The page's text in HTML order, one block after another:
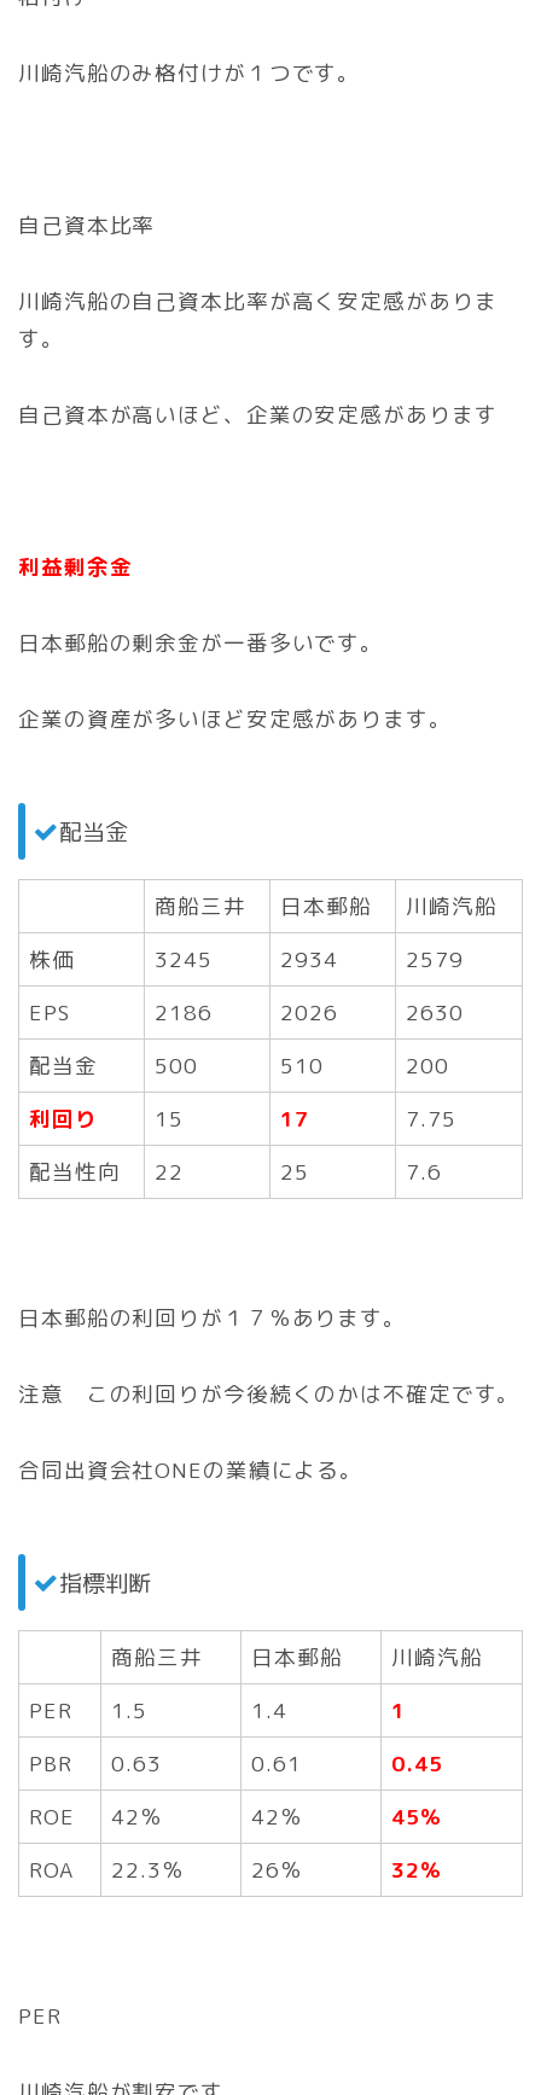
川崎汽船のみ格付けが１つです。
自己資本比率
川崎汽船の自己資本比率が高く安定感がありま
す。
自己資本が高いほど、企業の安定感があります
利益剰余金
日本郵船の剰余金が一番多いです。
企業の資産が多いほど安定感があります。
配当金
商船三井 日本郵船
川崎汽船
株価
3245 2934
2579
EPS
2186 2026
2630
配当金
500 510
200
利回り
15 17
7.75
配当性向
22 25 7.6
日本郵船の利回りが１７％あります。
注意 この利回りが今後続くのかは不確定です。
合同出資会社ONEの業績による。
指標判断
商船三井 日本郵船
川崎汽船
PER
1.5 1.4
1
PBR
0.63 0.61
0.45
ROE
42％ 42％
45％
ROA
22.3％ 26％ 32％
PER